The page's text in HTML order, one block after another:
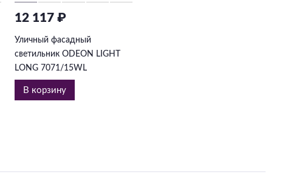
12 117 ₽
Уличный фасадный
светильник ODEON LIGHT
LONG 7071/15WL
В корзину